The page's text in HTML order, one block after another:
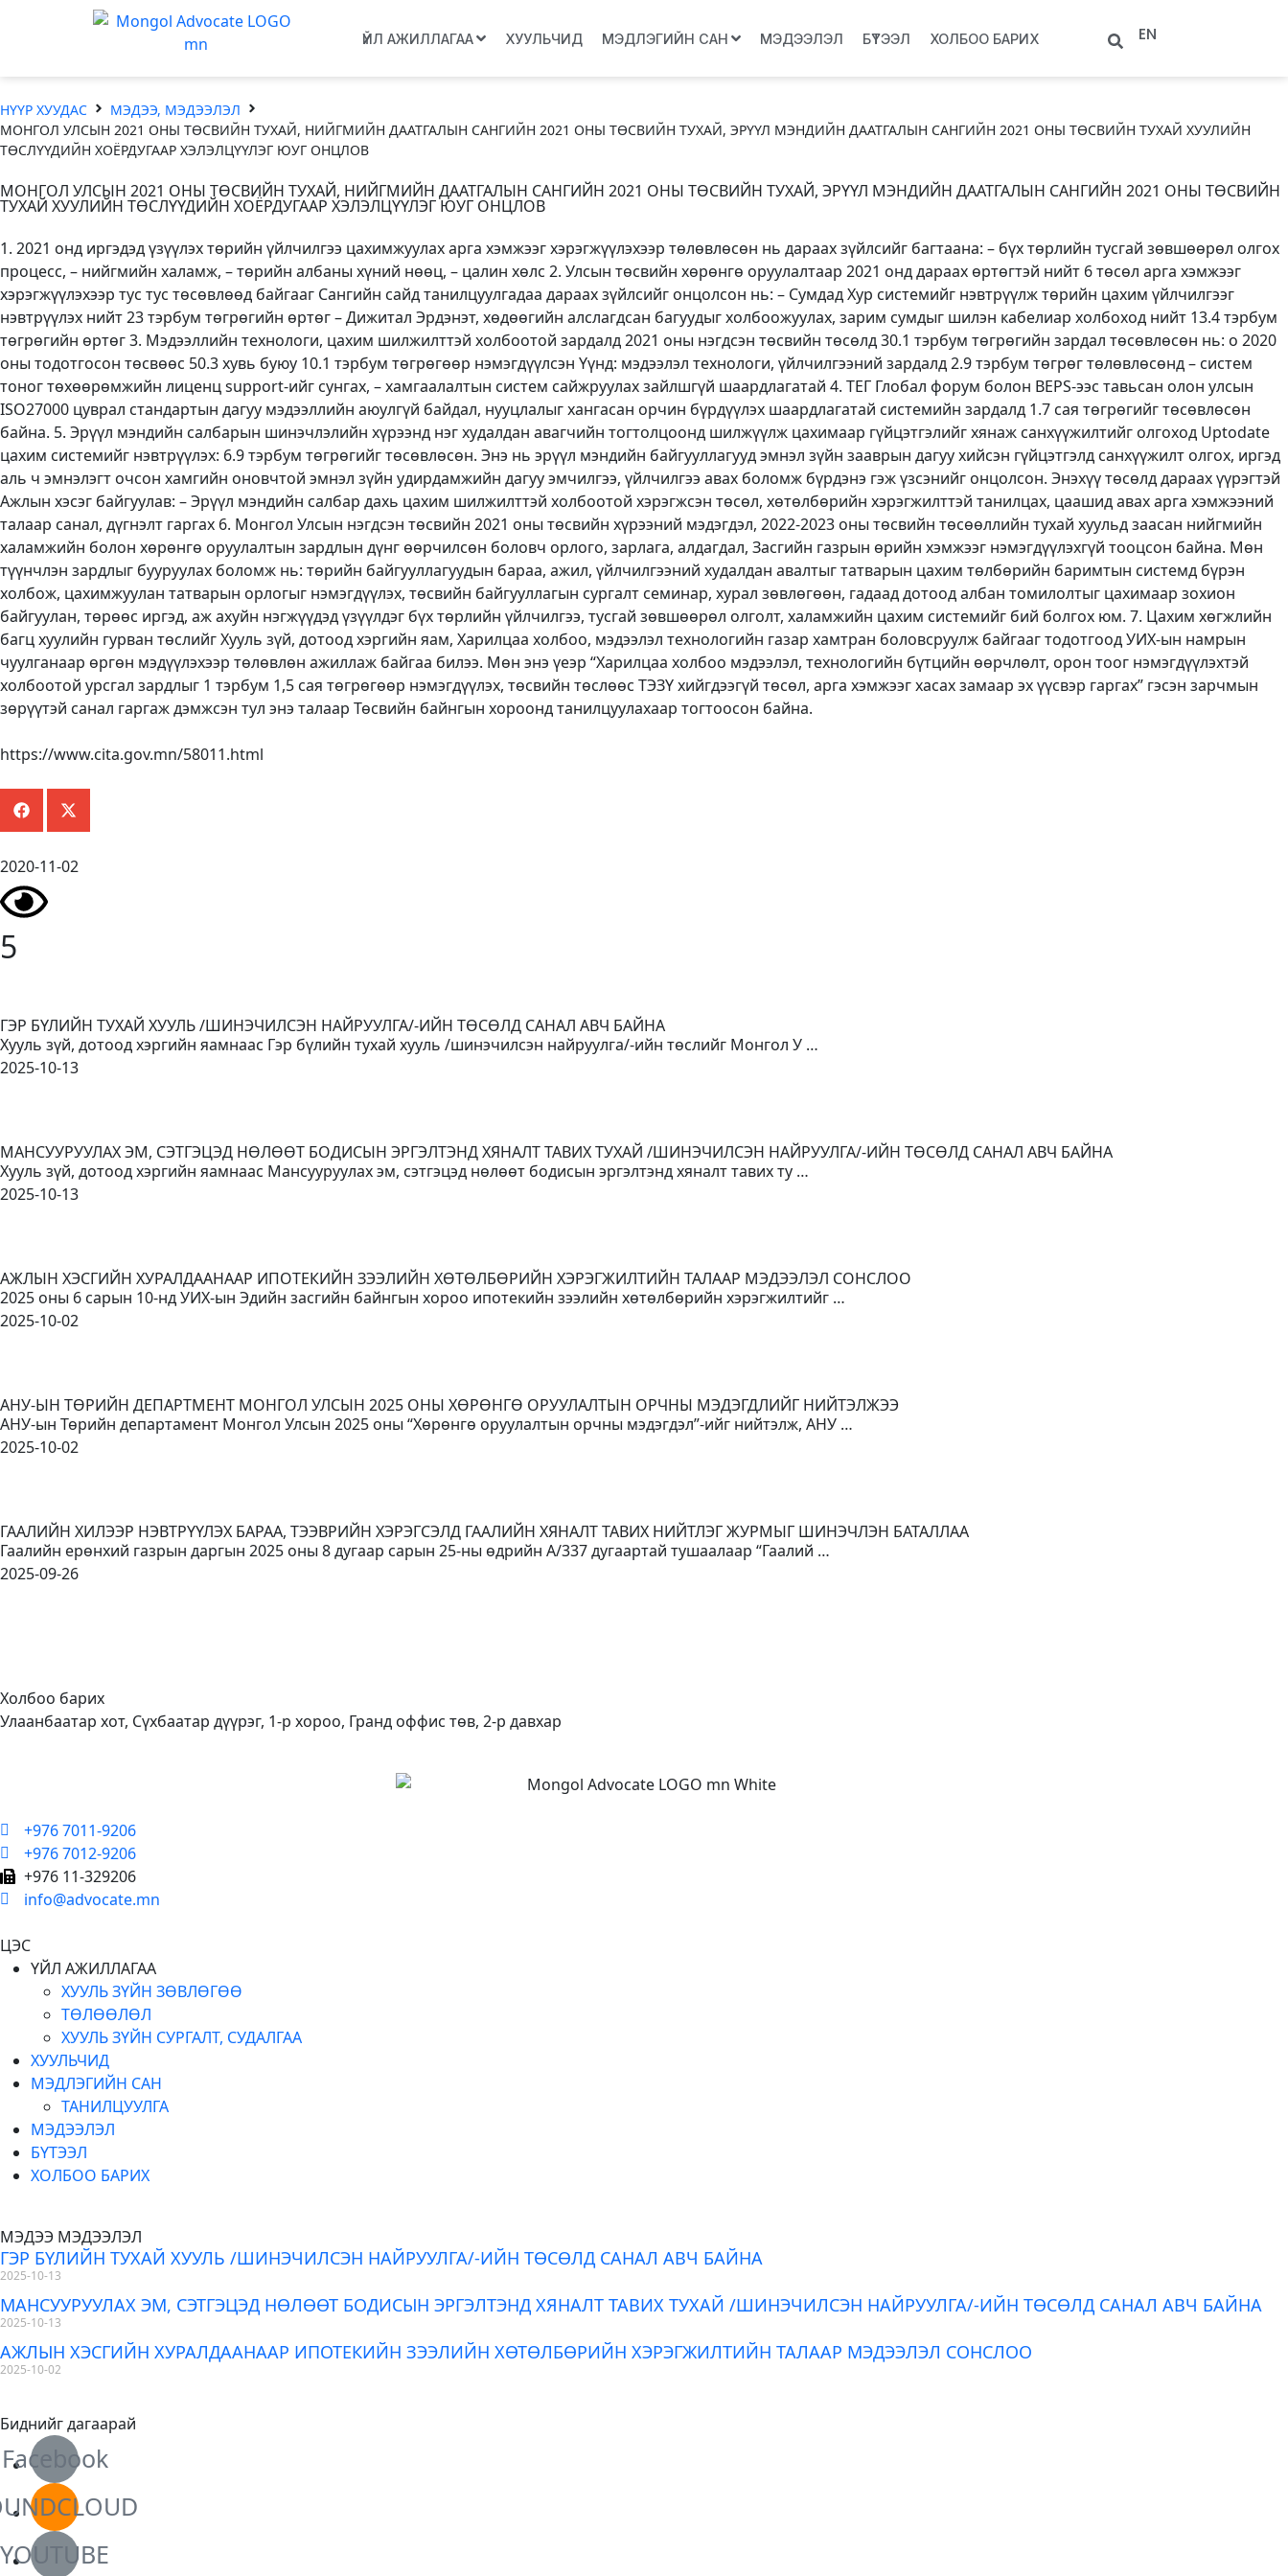
ҮЙЛ АЖИЛЛАГАА ХУУЛЬЧИД МЭДЛЭГИЙН САН МЭДЭЭЛЭЛ БҮТЭЭЛ ХОЛБОО БАРИХ EN
НҮҮР ХУУДАС
МЭДЭЭ, МЭДЭЭЛЭЛ
МОНГОЛ УЛСЫН 2021 ОНЫ ТӨСВИЙН ТУХАЙ, НИЙГМИЙН ДААТГАЛЫН САНГИЙН 2021 ОНЫ ТӨСВИЙН ТУХАЙ, ЭРҮҮЛ МЭНДИЙН ДААТГАЛЫН САНГИЙН 2021 ОНЫ ТӨСВИЙН ТУХАЙ ХУУЛИЙН
ТӨСЛҮҮДИЙН ХОЁРДУГААР ХЭЛЭЛЦҮҮЛЭГ ЮУГ ОНЦЛОВ
МОНГОЛ УЛСЫН 2021 ОНЫ ТӨСВИЙН ТУХАЙ, НИЙГМИЙН ДААТГАЛЫН САНГИЙН 2021 ОНЫ ТӨСВИЙН ТУХАЙ, ЭРҮҮЛ МЭНДИЙН ДААТГАЛЫН САНГИЙН 2021 ОНЫ ТӨСВИЙН
ТУХАЙ ХУУЛИЙН ТӨСЛҮҮДИЙН ХОЁРДУГААР ХЭЛЭЛЦҮҮЛЭГ ЮУГ ОНЦЛОВ
1. 2021 онд иргэдэд үзүүлэх төрийн үйлчилгээ цахимжуулах арга хэмжээг хэрэгжүүлэхээр төлөвлөсөн нь дараах зүйлсийг багтаана: – бүх төрлийн тусгай зөвшөөрөл олгох
процесс, – нийгмийн халамж, – төрийн албаны хүний нөөц, – цалин хөлс 2. Улсын төсвийн хөрөнгө оруулалтаар 2021 онд дараах өртөгтэй нийт 6 төсөл арга хэмжээг
хэрэгжүүлэхээр тус тус төсөвлөөд байгааг Сангийн сайд танилцуулгадаа дараах зүйлсийг онцолсон нь: – Сумдад Хур системийг нэвтрүүлж төрийн цахим үйлчилгээг
нэвтрүүлэх нийт 23 тэрбум төгрөгийн өртөг – Дижитал Эрдэнэт, хөдөөгийн алслагдсан багуудыг холбоожуулах, зарим сумдыг шилэн кабелиар холбоход нийт 13.4 тэрбум
төгрөгийн өртөг 3. Мэдээллийн технологи, цахим шилжилттэй холбоотой зардалд 2021 оны нэгдсэн төсвийн төсөлд 30.1 тэрбум төгрөгийн зардал төсөвлөсөн нь: o 2020
оны тодотгосон төсвөөс 50.3 хувь буюу 10.1 тэрбум төгрөгөөр нэмэгдүүлсэн Үүнд: мэдээлэл технологи, үйлчилгээний зардалд 2.9 тэрбум төгрөг төлөвлөсөнд – систем
тоног төхөөрөмжийн лиценц support-ийг сунгах, – хамгаалалтын систем сайжруулах зайлшгүй шаардлагатай 4. ТЕГ Глобал форум болон BEPS-ээс тавьсан олон улсын
ISO27000 цуврал стандартын дагуу мэдээллийн аюулгүй байдал, нууцлалыг хангасан орчин бүрдүүлэх шаардлагатай системийн зардалд 1.7 сая төгрөгийг төсөвлөсөн
байна. 5. Эрүүл мэндийн салбарын шинэчлэлийн хүрээнд нэг худалдан авагчийн тогтолцоонд шилжүүлж цахимаар гүйцэтгэлийг хянаж санхүүжилтийг олгоход Uptodate
цахим системийг нэвтрүүлэх: 6.9 тэрбум төгрөгийг төсөвлөсөн. Энэ нь эрүүл мэндийн байгууллагууд эмнэл зүйн зааврын дагуу хийсэн гүйцэтгэлд санхүүжилт олгох, иргэд
аль ч эмнэлэгт очсон хамгийн оновчтой эмнэл зүйн удирдамжийн дагуу эмчилгээ, үйлчилгээ авах боломж бүрдэнэ гэж үзсэнийг онцолсон. Энэхүү төсөлд дараах үүрэгтэй
Ажлын хэсэг байгуулав: – Эрүүл мэндийн салбар дахь цахим шилжилттэй холбоотой хэрэгжсэн төсөл, хөтөлбөрийн хэрэгжилттэй танилцах, цаашид авах арга хэмжээний
талаар санал, дүгнэлт гаргах 6. Монгол Улсын нэгдсэн төсвийн 2021 оны төсвийн хүрээний мэдэгдэл, 2022-2023 оны төсвийн төсөөллийн тухай хуульд заасан нийгмийн
халамжийн болон хөрөнгө оруулалтын зардлын дүнг өөрчилсөн боловч орлого, зарлага, алдагдал, Засгийн газрын өрийн хэмжээг нэмэгдүүлэхгүй тооцсон байна. Мөн
түүнчлэн зардлыг бууруулах боломж нь: төрийн байгууллагуудын бараа, ажил, үйлчилгээний худалдан авалтыг татварын цахим төлбөрийн баримтын системд бүрэн
холбож, цахимжуулан татварын орлогыг нэмэгдүүлэх, төсвийн байгууллагын сургалт семинар, хурал зөвлөгөөн, гадаад дотоод албан томилолтыг цахимаар зохион
байгуулан, төрөөс иргэд, аж ахуйн нэгжүүдэд үзүүлдэг бүх төрлийн үйлчилгээ, тусгай зөвшөөрөл олголт, халамжийн цахим системийг бий болгох юм. 7. Цахим хөгжлийн
багц хуулийн гурван төслийг Хууль зүй, дотоод хэргийн яам, Харилцаа холбоо, мэдээлэл технологийн газар хамтран боловсруулж байгааг тодотгоод УИХ-ын намрын
чуулганаар өргөн мэдүүлэхээр төлөвлөн ажиллаж байгаа билээ. Мөн энэ үеэр “Харилцаа холбоо мэдээлэл, технологийн бүтцийн өөрчлөлт, орон тоог нэмэгдүүлэхтэй
холбоотой урсгал зардлыг 1 тэрбум 1,5 сая төгрөгөөр нэмэгдүүлэх, төсвийн төслөөс ТЭЗҮ хийгдээгүй төсөл, арга хэмжээг хасах замаар эх үүсвэр гаргах” гэсэн зарчмын
зөрүүтэй санал гаргаж дэмжсэн тул энэ талаар Төсвийн байнгын хороонд танилцуулахаар тогтоосон байна.
https://www.cita.gov.mn/58011.html
2020-11-02
5
ГЭР БҮЛИЙН ТУХАЙ ХУУЛЬ /ШИНЭЧИЛСЭН НАЙРУУЛГА/-ИЙН ТӨСӨЛД САНАЛ АВЧ БАЙНА
Хууль зүй, дотоод хэргийн яамнаас Гэр бүлийн тухай хууль /шинэчилсэн найруулга/-ийн төслийг Монгол У …
2025-10-13
МАНСУУРУУЛАХ ЭМ, СЭТГЭЦЭД НӨЛӨӨТ БОДИСЫН ЭРГЭЛТЭНД ХЯНАЛТ ТАВИХ ТУХАЙ /ШИНЭЧИЛСЭН НАЙРУУЛГА/-ИЙН ТӨСӨЛД САНАЛ АВЧ БАЙНА
Хууль зүй, дотоод хэргийн яамнаас Мансууруулах эм, сэтгэцэд нөлөөт бодисын эргэлтэнд хяналт тавих ту …
2025-10-13
АЖЛЫН ХЭСГИЙН ХУРАЛДААНААР ИПОТЕКИЙН ЗЭЭЛИЙН ХӨТӨЛБӨРИЙН ХЭРЭГЖИЛТИЙН ТАЛААР МЭДЭЭЛЭЛ СОНСЛОО
2025 оны 6 сарын 10-нд УИХ-ын Эдийн засгийн байнгын хороо ипотекийн зээлийн хөтөлбөрийн хэрэгжилтийг …
2025-10-02
АНУ-ЫН ТӨРИЙН ДЕПАРТМЕНТ МОНГОЛ УЛСЫН 2025 ОНЫ ХӨРӨНГӨ ОРУУЛАЛТЫН ОРЧНЫ МЭДЭГДЛИЙГ НИЙТЭЛЖЭЭ
АНУ-ын Төрийн департамент Монгол Улсын 2025 оны “Хөрөнгө оруулалтын орчны мэдэгдэл”-ийг нийтэлж, АНУ …
2025-10-02
ГААЛИЙН ХИЛЭЭР НЭВТРҮҮЛЭХ БАРАА, ТЭЭВРИЙН ХЭРЭГСЭЛД ГААЛИЙН ХЯНАЛТ ТАВИХ НИЙТЛЭГ ЖУРМЫГ ШИНЭЧЛЭН БАТАЛЛАА
Гаалийн ерөнхий газрын даргын 2025 оны 8 дугаар сарын 25-ны өдрийн А/337 дугаартай тушаалаар “Гаалий …
2025-09-26
Холбоо барих
Улаанбаатар хот, Сүхбаатар дүүрэг, 1-р хороо, Гранд оффис төв, 2-р давхар
+976 7011-9206
+976 7012-9206
+976 11-329206
info@advocate.mn
ЦЭС
ҮЙЛ АЖИЛЛАГАА
ХУУЛЬ ЗҮЙН ЗӨВЛӨГӨӨ
ТӨЛӨӨЛӨЛ
ХУУЛЬ ЗҮЙН СУРГАЛТ, СУДАЛГАА
ХУУЛЬЧИД
МЭДЛЭГИЙН САН
ТАНИЛЦУУЛГА
МЭДЭЭЛЭЛ
БҮТЭЭЛ
ХОЛБОО БАРИХ
МЭДЭЭ МЭДЭЭЛЭЛ
ГЭР БҮЛИЙН ТУХАЙ ХУУЛЬ /ШИНЭЧИЛСЭН НАЙРУУЛГА/-ИЙН ТӨСӨЛД САНАЛ АВЧ БАЙНА
2025-10-13
МАНСУУРУУЛАХ ЭМ, СЭТГЭЦЭД НӨЛӨӨТ БОДИСЫН ЭРГЭЛТЭНД ХЯНАЛТ ТАВИХ ТУХАЙ /ШИНЭЧИЛСЭН НАЙРУУЛГА/-ИЙН ТӨСӨЛД САНАЛ АВЧ БАЙНА
2025-10-13
АЖЛЫН ХЭСГИЙН ХУРАЛДААНААР ИПОТЕКИЙН ЗЭЭЛИЙН ХӨТӨЛБӨРИЙН ХЭРЭГЖИЛТИЙН ТАЛААР МЭДЭЭЛЭЛ СОНСЛОО
2025-10-02
Биднийг дагаарай
Facebook
YOUTUBE